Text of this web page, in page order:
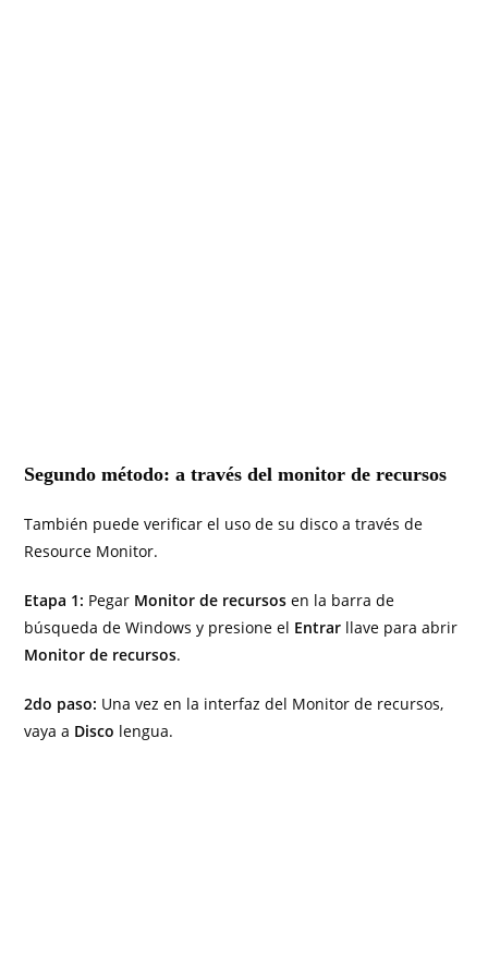
Segundo método: a través del monitor de recursos
También puede verificar el uso de su disco a través de
Resource Monitor.
Etapa 1: Pegar Monitor de recursos en la barra de
búsqueda de Windows y presione el Entrar llave para abrir
Monitor de recursos.
2do paso: Una vez en la interfaz del Monitor de recursos,
vaya a Disco lengua.